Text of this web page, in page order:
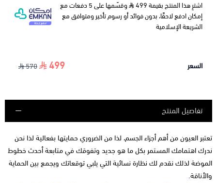
اشترِ هذا المنتج بقيمة 499
وقسّمها على 5 دفعات مع
إمكان ادفع لاحقًا، بدون فوائد أو رسوم تأخير ومتوافق مع
الشريعة الإسلامية
السعر 499
570
تفاصيل المنتج
تعتبر العيون من أهم أجزاء الجسم، لذا من الضروري حمايتها بفعالية لذا نحن
ندرك اهتمامك المستمر بكل ما هو جديد وتفوقك في متابعة أحدث خطوط
الموضة لذلك نقدم لك نظارة نسائيةالتي يلبي توقعاتك ويجمع بين الحماية
والأناقة.